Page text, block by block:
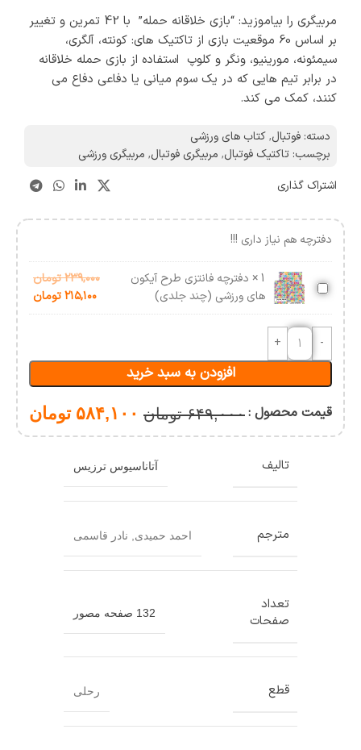
مربیگری را بیاموزید: “بازی خلاقانه حمله” با 42 تمرین و تغییر
بر اساس 60 موقعیت بازی از تاکتیک های: کونته، آلگری،
سیمئونه، مورینیو، ونگر و کلوپ استفاده از بازی حمله خلاقانه
در برابر تیم هایی که در یک سوم میانی یا دفاعی دفاع می
کنند، کمک می کند.
دسته: فوتبال,کتاب های ورزشی
برچسب: تاکتیک فوتبال, مربیگری فوتبال, مربیگری ورزشی
اشتراک گذاری
دفترچه هم نیاز داری !!!
دفترچه
فانتزی
طرح
آیکون
های
جلدی)
1
× دفترچه فانتزی طرح آیکون
های ورزشی (چند جلدی)
۲۳۹,۰۰۰تومان
۲۱۵,۱۰۰تومان
افزودن به سبد خرید
قیمت محصول :۶۴۹,۰۰۰ تومان ۵۸۴,۱۰۰ تومان
تالیف آتاناسیوس ترزیس
مترجم احمد حمیدی نادر قاسمی
تعداد
صفحات
132 صفحه مصور
قطع رحلی